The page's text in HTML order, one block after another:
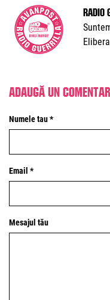
Radio
Adaugă un
Numele tau *
Email *
Mesajul tău